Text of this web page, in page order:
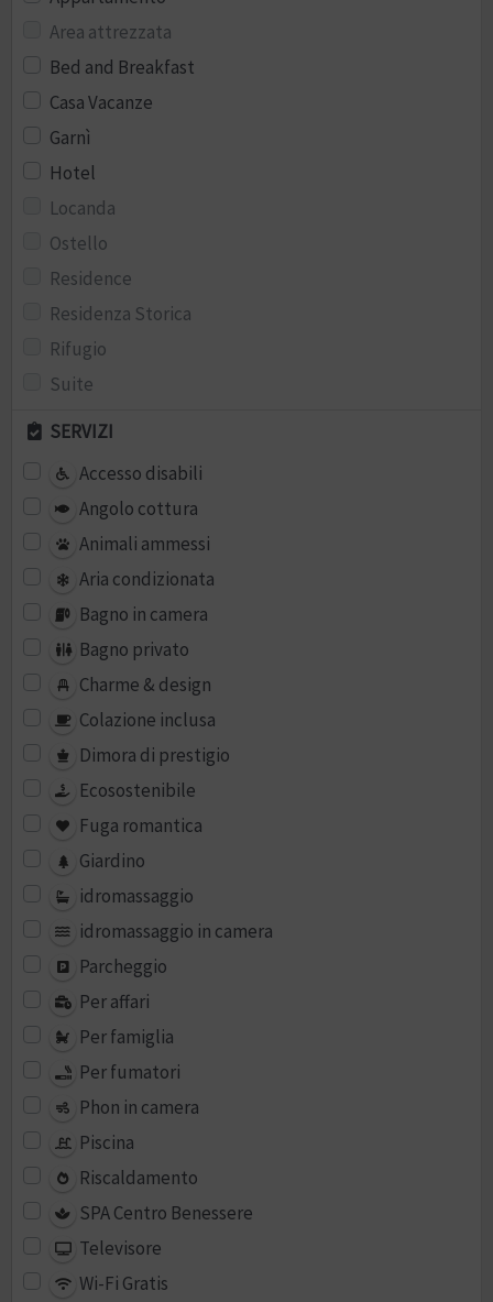
Area attrezzata
Bed and Breakfast
Casa Vacanze
Garnì
Hotel
Locanda
Ostello
Residence
Residenza Storica
Rifugio
Suite
SERVIZI
Accesso disabili
Angolo cottura
Animali ammessi
Aria condizionata
Bagno in camera
Bagno privato
Charme & design
Colazione inclusa
Dimora di prestigio
Ecosostenibile
Fuga romantica
Giardino
idromassaggio
idromassaggio in camera
Parcheggio
Per affari
Per famiglia
Per fumatori
Phon in camera
Piscina
Riscaldamento
SPA Centro Benessere
Televisore
Wi-Fi Gratis